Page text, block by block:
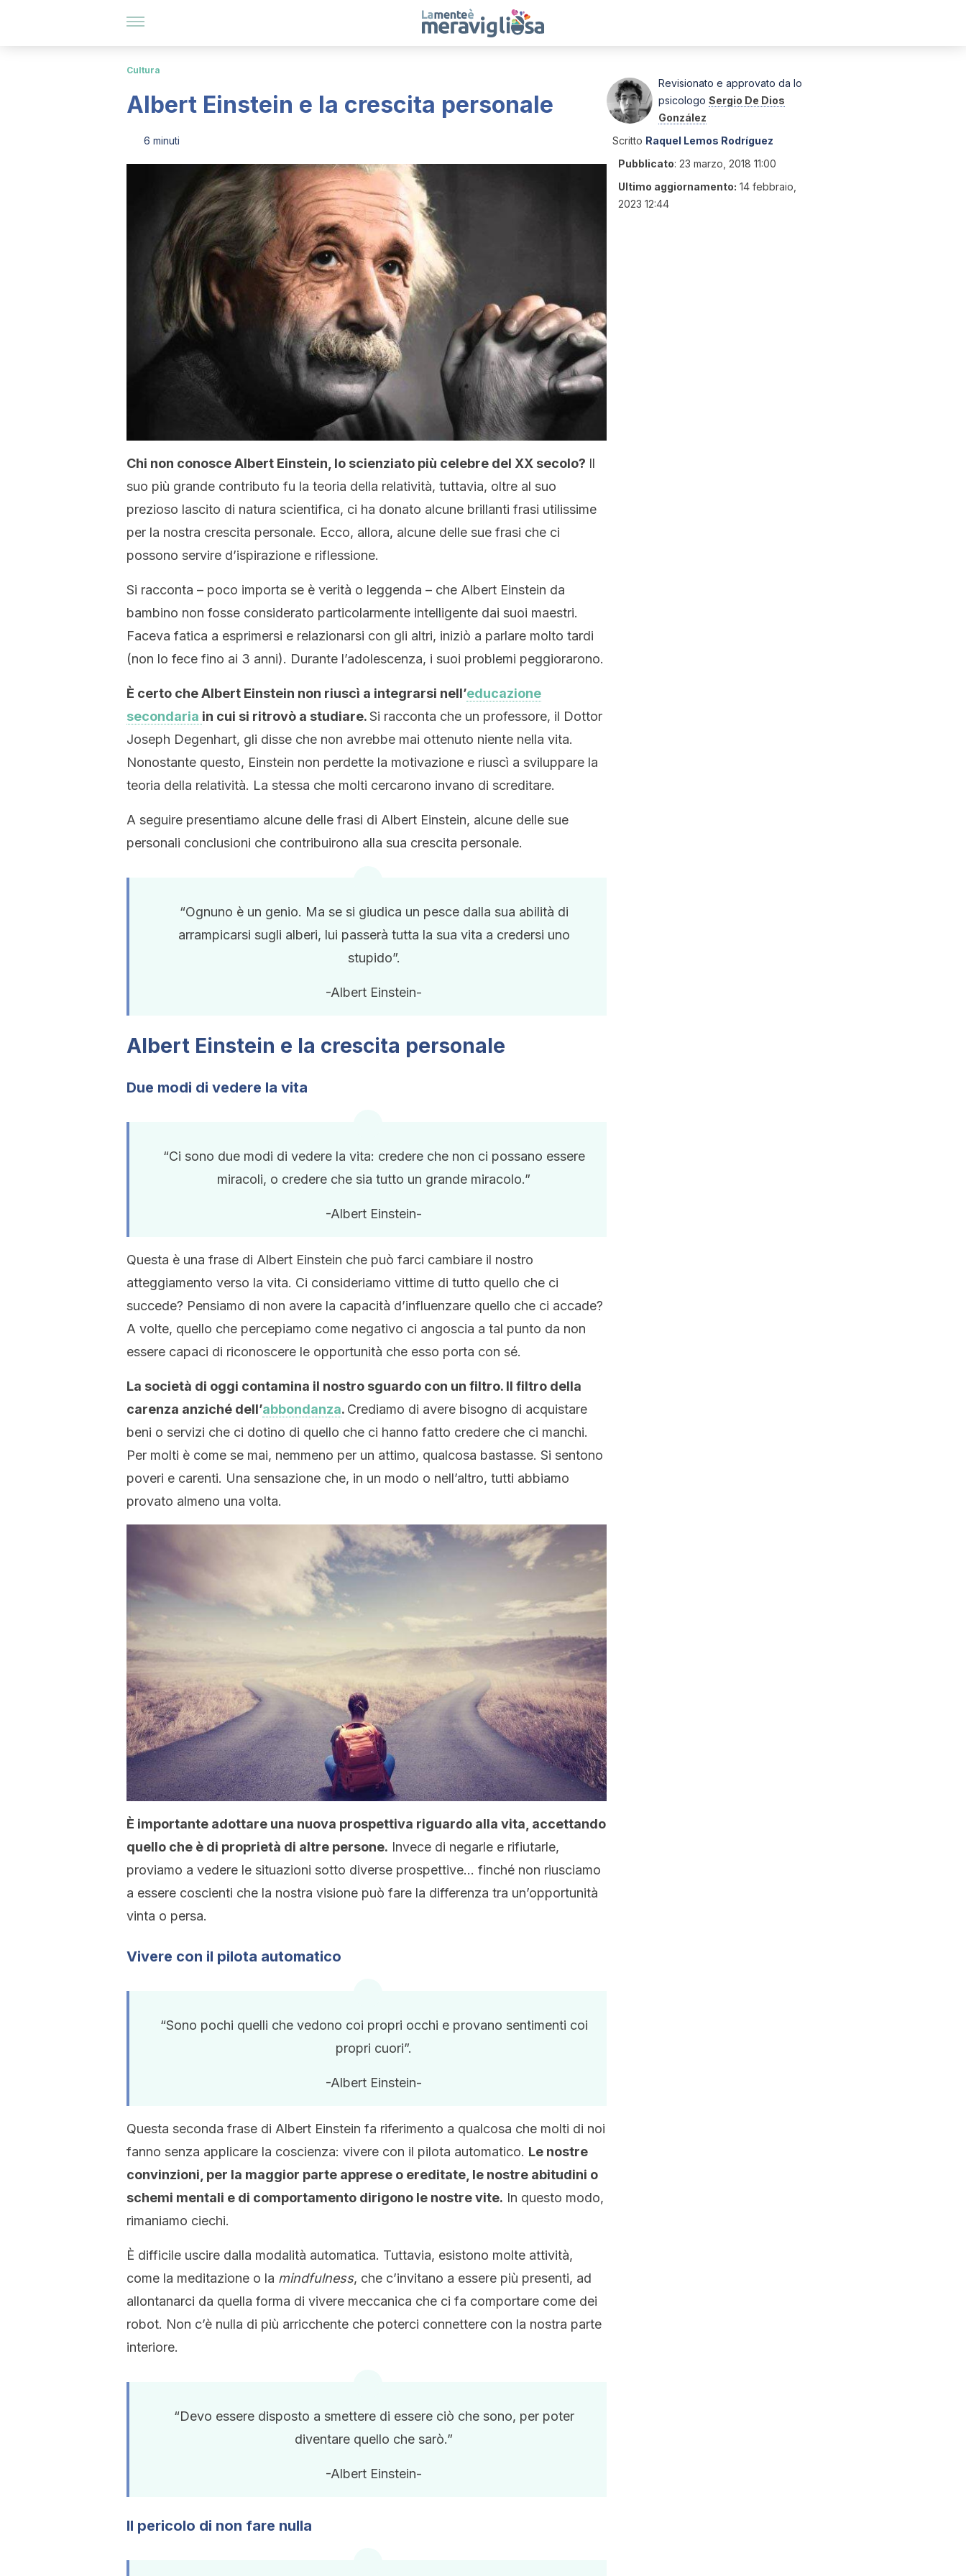
Cultura
Albert Einstein e la crescita personale
6 minuti
Chi non conosce Albert Einstein, lo scienziato più celebre del XX secolo? Il
suo più grande contributo fu la teoria della relatività, tuttavia, oltre al suo
prezioso lascito di natura scientifica, ci ha donato alcune brillanti frasi utilissime
per la nostra crescita personale. Ecco, allora, alcune delle sue frasi che ci
possono servire d’ispirazione e riflessione.
Si racconta – poco importa se è verità o leggenda – che Albert Einstein da
bambino non fosse considerato particolarmente intelligente dai suoi maestri.
Faceva fatica a esprimersi e relazionarsi con gli altri, iniziò a parlare molto tardi
(non lo fece fino ai 3 anni). Durante l’adolescenza, i suoi problemi peggiorarono.
È certo che Albert Einstein non riuscì a integrarsi nell’educazione
secondaria in cui si ritrovò a studiare.Si racconta che un professore, il Dottor
Joseph Degenhart, gli disse che non avrebbe mai ottenuto niente nella vita.
Nonostante questo, Einstein non perdette la motivazione e riuscì a sviluppare la
teoria della relatività. La stessa che molti cercarono invano di screditare.
A seguire presentiamo alcune delle frasi di Albert Einstein, alcune delle sue
personali conclusioni che contribuirono alla sua crescita personale.
“Ognuno è un genio. Ma se si giudica un pesce dalla sua abilità di
arrampicarsi sugli alberi, lui passerà tutta la sua vita a credersi uno
stupido”.
-Albert Einstein-
Albert Einstein e la crescita personale
Due modi di vedere la vita
“Ci sono due modi di vedere la vita: credere che non ci possano essere
miracoli, o credere che sia tutto un grande miracolo.”
-Albert Einstein-
Questa è una frase di Albert Einstein che può farci cambiare il nostro
atteggiamento verso la vita. Ci consideriamo vittime di tutto quello che ci
succede? Pensiamo di non avere la capacità d’influenzare quello che ci accade?
A volte, quello che percepiamo come negativo ci angoscia a tal punto da non
essere capaci di riconoscere le opportunità che esso porta con sé.
La società di oggi contamina il nostro sguardo con un filtro. Il filtro della
carenza anziché dell’abbondanza. Crediamo di avere bisogno di acquistare
beni o servizi che ci dotino di quello che ci hanno fatto credere che ci manchi.
Per molti è come se mai, nemmeno per un attimo, qualcosa bastasse. Si sentono
poveri e carenti. Una sensazione che, in un modo o nell’altro, tutti abbiamo
provato almeno una volta.
È importante adottare una nuova prospettiva riguardo alla vita, accettando
quello che è di proprietà di altre persone. Invece di negarle e rifiutarle,
proviamo a vedere le situazioni sotto diverse prospettive… finché non riusciamo
a essere coscienti che la nostra visione può fare la differenza tra un’opportunità
vinta o persa.
Vivere con il pilota automatico
“Sono pochi quelli che vedono coi propri occhi e provano sentimenti coi
propri cuori”.
-Albert Einstein-
Questa seconda frase di Albert Einstein fa riferimento a qualcosa che molti di noi
fanno senza applicare la coscienza: vivere con il pilota automatico. Le nostre
convinzioni, per la maggior parte apprese o ereditate, le nostre abitudini o
schemi mentali e di comportamento dirigono le nostre vite. In questo modo,
rimaniamo ciechi.
È difficile uscire dalla modalità automatica. Tuttavia, esistono molte attività,
come la meditazione o la mindfulness, che c’invitano a essere più presenti, ad
allontanarci da quella forma di vivere meccanica che ci fa comportare come dei
robot. Non c’è nulla di più arricchente che poterci connettere con la nostra parte
interiore.
“Devo essere disposto a smettere di essere ciò che sono, per poter
diventare quello che sarò.”
-Albert Einstein-
Il pericolo di non fare nulla
Revisionato e approvato da lo
psicologo Sergio De Dios
González
Scritto Raquel Lemos Rodríguez
Pubblicato: 23 marzo, 2018 11:00
Ultimo aggiornamento: 14 febbraio,
2023 12:44